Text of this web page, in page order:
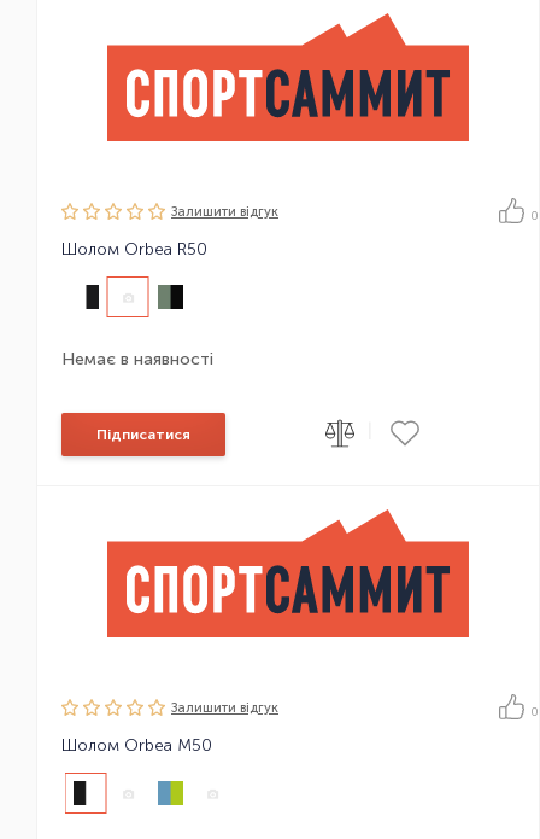
Залишити вiдгук 0
Шолом Orbea R50
Немає в наявності
Підписатися
Залишити вiдгук 0
Шолом Orbea M50